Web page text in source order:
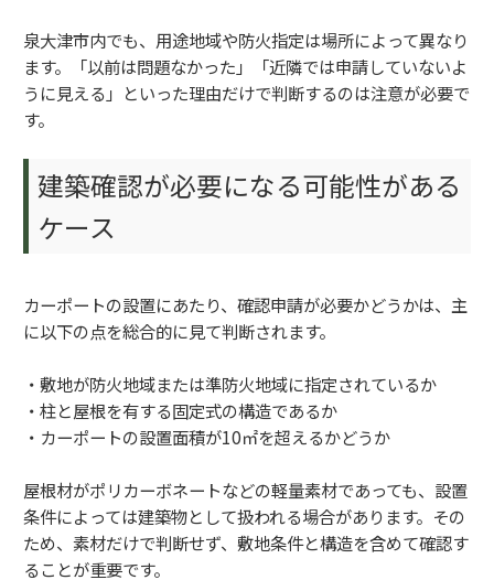
泉大津市内でも、用途地域や防火指定は場所によって異なり
ます。「以前は問題なかった」「近隣では申請していないよ
うに見える」といった理由だけで判断するのは注意が必要で
す。
建築確認が必要になる可能性がある
ケース
カーポートの設置にあたり、確認申請が必要かどうかは、主
に以下の点を総合的に見て判断されます。
・敷地が防火地域または準防火地域に指定されているか
・柱と屋根を有する固定式の構造であるか
・カーポートの設置面積が10㎡を超えるかどうか
屋根材がポリカーボネートなどの軽量素材であっても、設置
条件によっては建築物として扱われる場合があります。その
ため、素材だけで判断せず、敷地条件と構造を含めて確認す
ることが重要です。